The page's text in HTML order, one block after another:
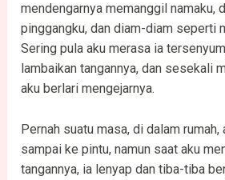
mendengarnya memanggil namaku,
pinggangku, dan diam-diam seperti
Sering pula aku merasa ia
lambaikan tangannya, dan sesekali
aku berlari mengejarnya.
Pernah suatu masa, di dalam rumah,
sampai ke pintu, namun saat aku
tangannya, ia lenyap dan tiba-tiba